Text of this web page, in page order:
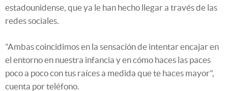
estadounidense, que ya le han hecho llegar a través de las
redes sociales.
"Ambas coincidimos en la sensación de intentar encajar en
el entorno en nuestra infancia y en cómo haces las paces
poco a poco con tus raíces a medida que te haces mayor",
cuenta por teléfono.